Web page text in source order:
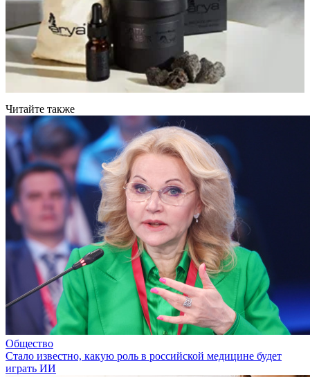
Читайте также
Общество
Стало известно, какую роль в российской медицине будет
играть ИИ